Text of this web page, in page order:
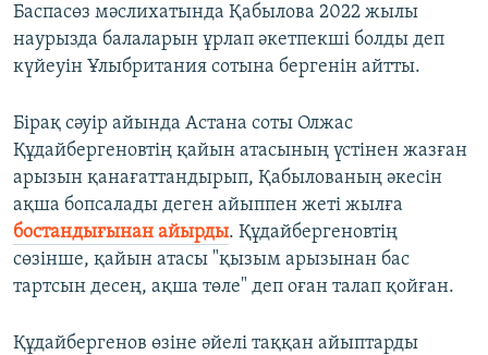
Баспасөз мәслихатында Қабылова 2022 жылы
наурызда балаларын ұрлап әкетпекші болды деп
күйеуін Ұлыбритания сотына бергенін айтты.
Бірақ сәуір айында Астана соты Олжас
Құдайбергеновтің қайын атасының үстінен жазған
арызын қанағаттандырып, Қабылованың әкесін
ақша бопсалады деген айыппен жеті жылға
бостандығынан айырды. Құдайбергеновтің
сөзінше, қайын атасы "қызым арызынан бас
тартсын десең, ақша төле" деп оған талап қойған.
Құдайбергенов өзіне әйелі таққан айыптарды